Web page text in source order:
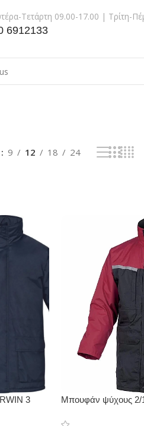
Τετάρτη 09.00-17.00 | Τρίτη-
6912133
9 12 18 24
3
Μπουφάν ψύχους 2/